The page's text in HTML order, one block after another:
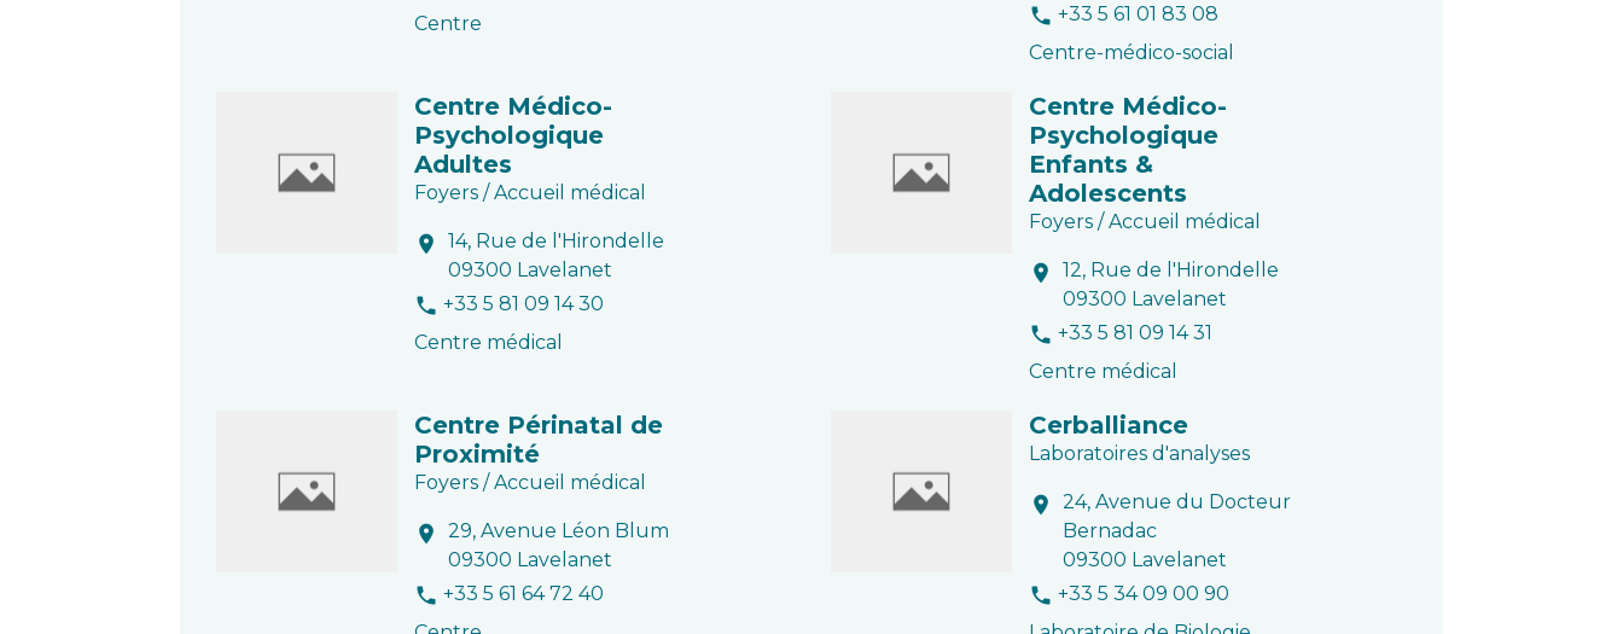
Centre
phone +33 5 61 01 83 08
Centre-médico-social
Centre Médico-
Psychologique
Adultes
Foyers / Accueil médical
location_on
14, Rue de l'Hirondelle
09300 Lavelanet
phone +33 5 81 09 14 30
Centre médical
Centre Médico-
Psychologique
Enfants &
Adolescents
Foyers / Accueil médical
location_on
12, Rue de l'Hirondelle
09300 Lavelanet
phone +33 5 81 09 14 31
Centre médical
Centre Périnatal de
Proximité
Foyers / Accueil médical
location_on
29, Avenue Léon Blum
09300 Lavelanet
phone +33 5 61 64 72 40
Cerballiance
Laboratoires d'analyses
location_on
24, Avenue du Docteur
Bernadac
09300 Lavelanet
phone +33 5 34 09 00 90